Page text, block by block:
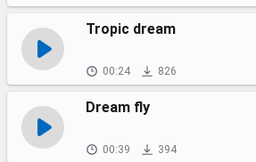
Tropic dream
00:24 826
Dream fly
00:39 394